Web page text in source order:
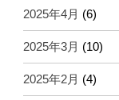
2025年4月 (6)
2025年3月 (10)
2025年2月 (4)